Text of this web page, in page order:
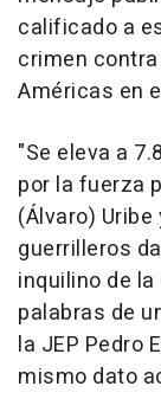
calificado a
crimen
Américas en
"Se eleva a
por la fuerza
(Álvaro)
guerrilleros
inquilino de
palabras de
la JEP Pedro
mismo dato